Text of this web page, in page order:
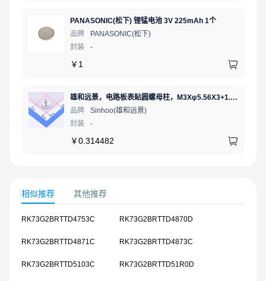
PANASONIC(松下) 锂锰电池 3V 225mAh 1个
品牌
PANASONIC(松下)
封装
-
￥ 1
雄和远景，电路板表贴圆螺母柱，M3Xφ5.56X3+1.53，铜镀锡，编带装
品牌
Sinhoo(雄和远景)
封装
-
￥0.314482
相似推荐 其他推荐
RK73G2BRTTD4753C RK73G2BRTTD4870D
RK73G2BRTTD4871C RK73G2BRTTD4873C
RK73G2BRTTD5103C RK73G2BRTTD51R0D